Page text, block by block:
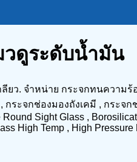
ดูระดับน้ำมัน
ลียว. จำหน่าย กระจกทนควา
ะจกช่องมองถังเคมี , กระจ
Sight Glass ,
High Temp , High